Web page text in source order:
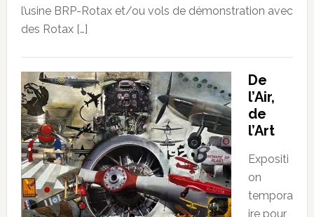
l’usine BRP-Rotax et/ou vols de démonstration avec
des Rotax […]
De
l’Air,
de
l’Art
Expositi
on
tempora
ire pour